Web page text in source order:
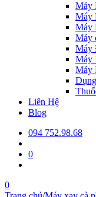
Máy
Máy
Máy
Máy
Máy
Máy
Máy
Liên Hệ
Blog
094 752.98.68
0
0